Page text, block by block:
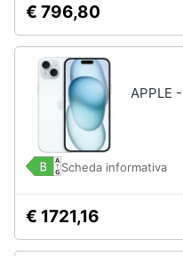
€ 796,80
APPLE
Scheda informativa
€ 1721,16